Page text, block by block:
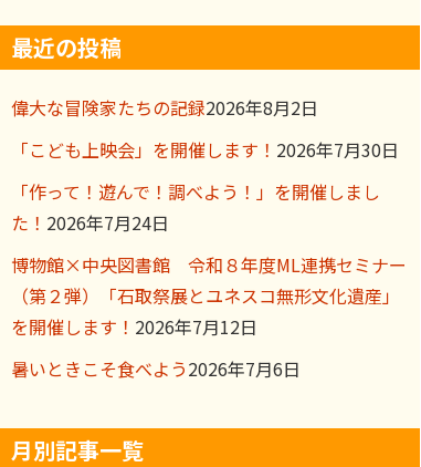
最近の投稿
偉大な冒険家たちの記録2026年8月2日
「こども上映会」を開催します！ 2026年7月30日
「作って！遊んで！調べよう！」を開催しまし
た！ 2026年7月24日
博物館×中央図書館 令和８年度ML連携セミナー
（第２弾）「石取祭展とユネスコ無形文化遺産」
を開催します！ 2026年7月12日
暑いときこそ食べよう2026年7月6日
月別記事一覧